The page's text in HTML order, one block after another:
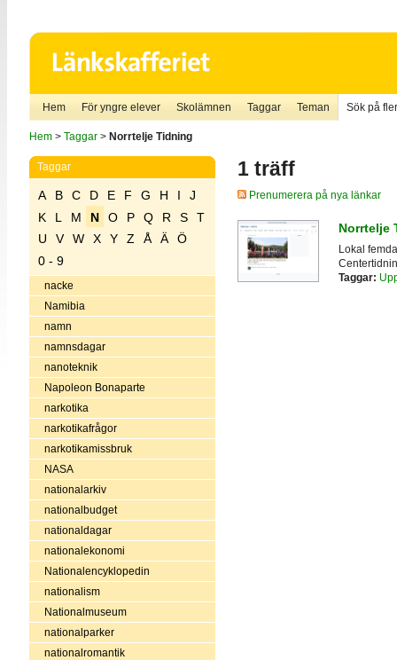
Hem För yngre elever Skolämnen Taggar Teman Sök på
Hem> Taggar> Norrtelje Tidning
Taggar
A B C D E F G H I
J
K
L M N O P Q R S
T
U
V W X Y Z Å Ä
Ö
0 - 9
nacke
Namibia
namn
namnsdagar
nanoteknik
Napoleon Bonaparte
narkotika
narkotikafrågor
narkotikamissbruk
NASA
nationalarkiv
nationalbudget
nationaldagar
nationalekonomi
Nationalencyklopedin
nationalism
Nationalmuseum
nationalparker
nationalromantik
1 träff
Prenumerera på nya länkar
Norrtelje
Lokal
Taggar: